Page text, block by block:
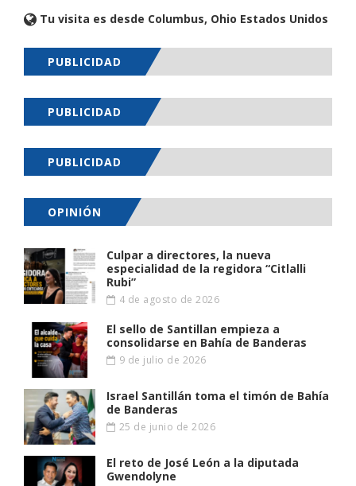
Tu visita es desde Columbus, Ohio Estados Unidos
PUBLICIDAD
PUBLICIDAD
PUBLICIDAD
OPINIÓN
Culpar a directores, la nueva
especialidad de la regidora “Citlalli
Rubi”
4 de agosto de 2026
El sello de Santillan empieza a
consolidarse en Bahía de Banderas
9 de julio de 2026
Israel Santillán toma el timón de Bahía
de Banderas
25 de junio de 2026
El reto de José León a la diputada
Gwendolyne